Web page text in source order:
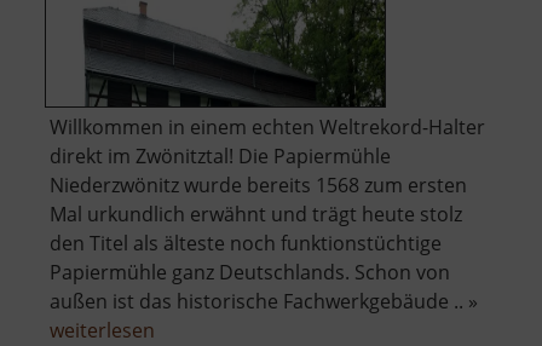
Willkommen in einem echten Weltrekord-Halter
direkt im Zwönitztal! Die Papiermühle
Niederzwönitz wurde bereits 1568 zum ersten
Mal urkundlich erwähnt und trägt heute stolz
den Titel als älteste noch funktionstüchtige
Papiermühle ganz Deutschlands. Schon von
außen ist das historische Fachwerkgebäude .. »
weiterlesen